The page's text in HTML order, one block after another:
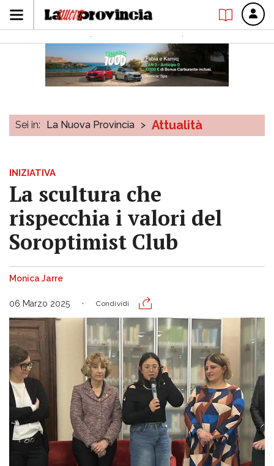
Sei in: La Nuova Provincia > Attualità
INIZIATIVA
La scultura che
rispecchia i valori del
Soroptimist Club
Monica Jarre
06 Marzo 2025 Condividi